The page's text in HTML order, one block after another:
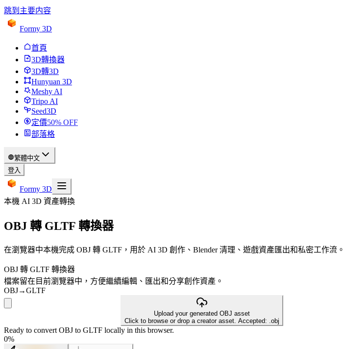
跳到主要内容
Formy 3D
首頁
3D轉換器
3D轉3D
Hunyuan 3D
Meshy AI
Tripo AI
Seed3D
定價50% OFF
部落格
繁體中文
登入
Formy 3D
本機 AI 3D 資產轉換
OBJ 轉 GLTF 轉換器
在瀏覽器中本機完成 OBJ 轉 GLTF，用於 AI 3D 創作、Blender 清理、遊戲資產匯出和私密工作流。
OBJ 轉 GLTF 轉換器
檔案留在目前瀏覽器中，方便繼續編輯、匯出和分享創作資產。
OBJ→GLTF
Upload your generated OBJ asset
Click to browse or drop a creator asset. Accepted: .obj
Ready to convert OBJ to GLTF locally in this browser.
0%